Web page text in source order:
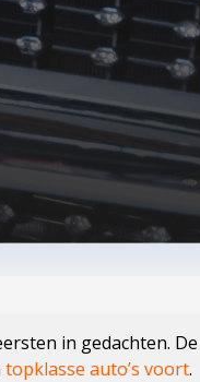
in gedachten. De
topklasse auto’s voort.